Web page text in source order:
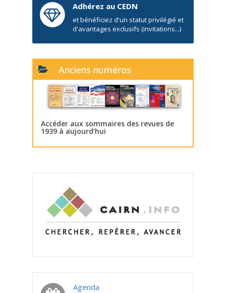
Adhérez au CEDN
et bénéficiez d'un statut privilégié et
d'avantages exclusifs (invitations...)
Anciens numéros
Accéder aux sommaires des revues de
1939 à aujourd’hui
Agenda